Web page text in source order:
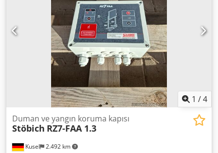
1 /4
Kusel 2.492 km
Duman ve yangın koruma kapısı
Stöbich RZ7-FAA 1.3